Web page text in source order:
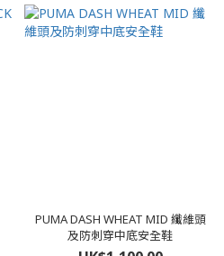
PUMA DASH WHEAT MID 纖維頭
及防刺穿中底安全鞋